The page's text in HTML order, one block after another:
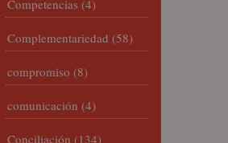
Competencias (4)
Complementariedad (58)
compromiso (8)
comunicación (4)
Conciliación (134)